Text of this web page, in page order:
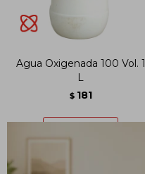
Agua Oxigenada 100 Vol. 1
L
$ 181